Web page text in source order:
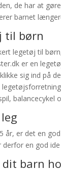
de har at
barnet
til børn
legetøj til
er en
sig ind på
balancecykel
år, er det en
derfor en god
barn